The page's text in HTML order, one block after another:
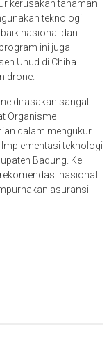
kerusakan tanaman
teknologi
nasional dan
ini juga
Unud di Chiba
drone.
dirasakan sangat
Organisme
dalam mengukur
teknologi
Badung. Ke
nasional
asuransi